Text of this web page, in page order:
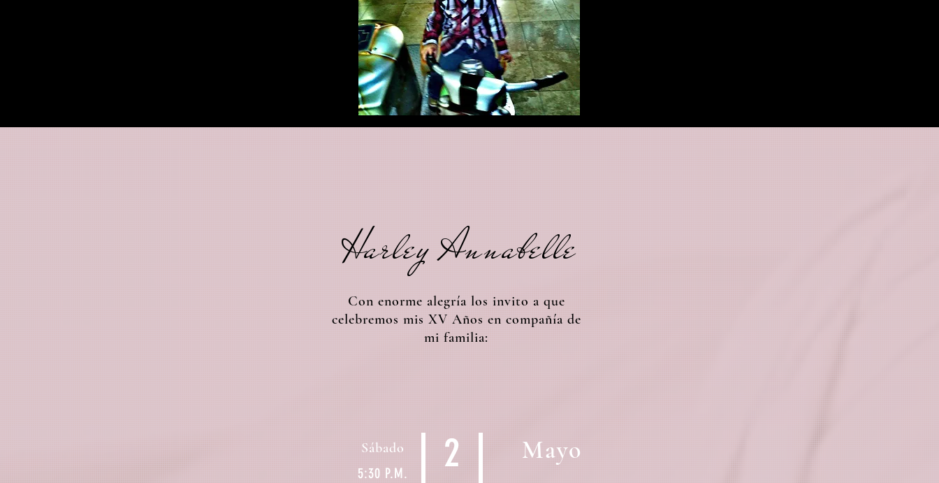
Harley Annabelle
Con enorme alegría los invito a que
celebremos mis XV Años en compañía de
mi familia:
Sábado
5:30 P.M.
2 Mayo